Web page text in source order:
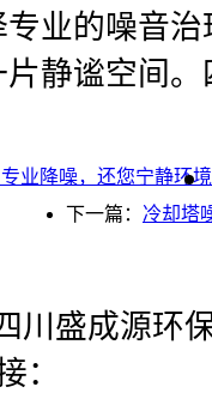
业的噪音
静谧空间
业降噪，还您宁静环境
下一篇： 冷却塔
川盛成源环
：